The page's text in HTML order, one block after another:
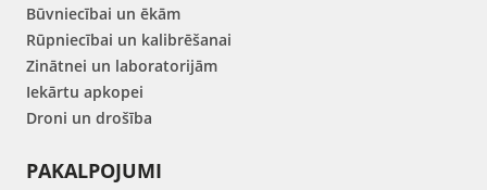
Būvniecībai un ēkām
Rūpniecībai un kalibrēšanai
Zinātnei un laboratorijām
Iekārtu apkopei
Droni un drošība
PAKALPOJUMI